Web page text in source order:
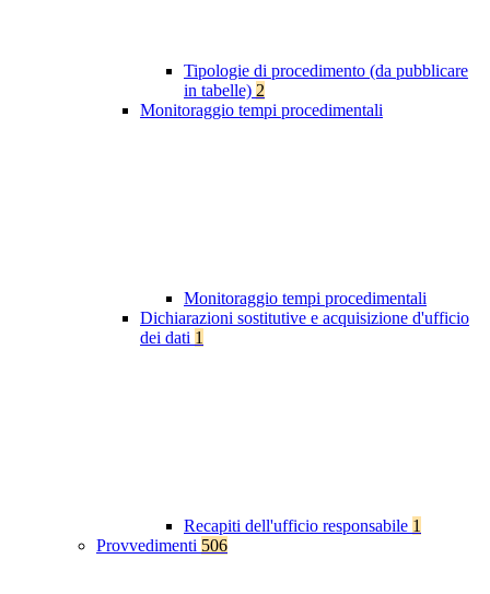
Tipologie di procedimento (da pubblicare
in tabelle) 2
Monitoraggio tempi procedimentali
Monitoraggio tempi procedimentali
Dichiarazioni sostitutive e acquisizione d'ufficio
dei dati 1
Recapiti dell'ufficio responsabile 1
Provvedimenti 506